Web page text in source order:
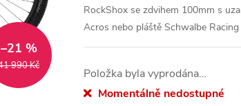
990 Kč
–21 %
RockShox se zdvihem 100mm s
Acros nebo pláště Schwalbe Racing
Položka byla vyprodána…
Momentálně nedostupné